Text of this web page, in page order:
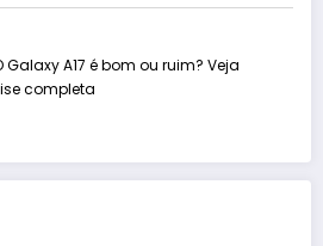
Galaxy A17 é bom ou ruim? Veja
completa